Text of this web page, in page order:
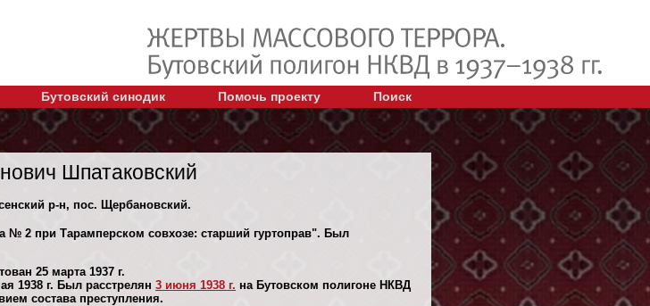
Бутовский синодик Помочь проекту Поиск
Шпатаковский
р-н, пос. Щербановский.
№ 2 при Тарамперском совхозе: старший гуртоправ". Был
25 марта 1937 г.
1938 г. Был расстрелян 3 июня 1938 г. на Бутовском полигоне НКВД
состава преступления.